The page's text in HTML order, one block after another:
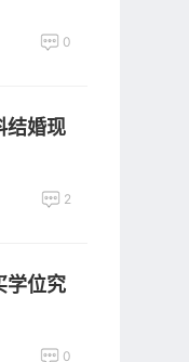
0
结婚现
2
学位究
0